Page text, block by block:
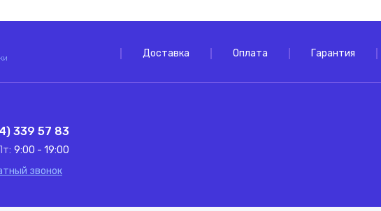
Доставка Оплата Гарантия
339 57 83
9:00 - 19:00
звонок